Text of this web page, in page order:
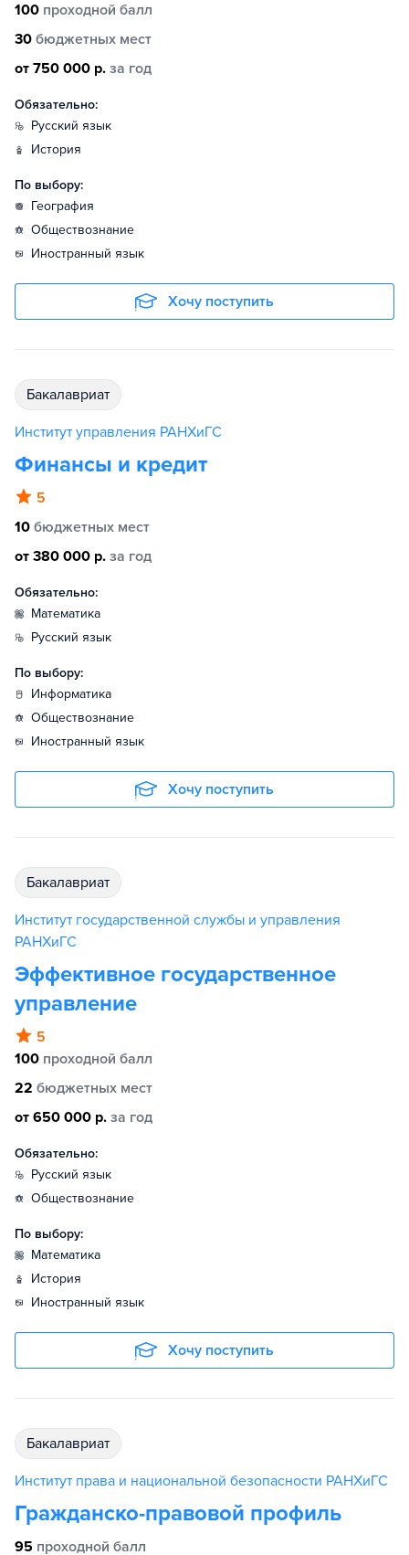
100 проходной балл
30 бюджетных мест
от 750 000 р. за год
Обязательно:
русский язык
история
По выбору:
география
обществознание
иностранный язык
Хочу поступить
бакалавриат
Институт управления РАНХиГС
Финансы и кредит
5
10 бюджетных мест
от 380 000 р. за год
Обязательно:
математика
русский язык
По выбору:
информатика
обществознание
иностранный язык
Хочу поступить
бакалавриат
Институт государственной службы и управления
РАНХиГС
Эффективное государственное
управление
5
100 проходной балл
22 бюджетных мест
от 650 000 р. за год
Обязательно:
русский язык
обществознание
По выбору:
математика
история
иностранный язык
Хочу поступить
бакалавриат
Институт права и национальной безопасности РАНХиГС
Гражданско-правовой профиль
95 проходной балл